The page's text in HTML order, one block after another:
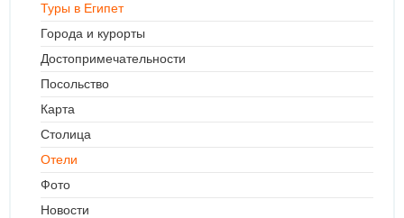
Туры в Египет
Города и курорты
Достопримечательности
Посольство
Карта
Столица
Отели
Фото
Новости